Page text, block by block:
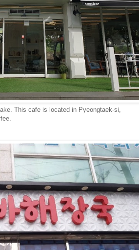
This cafe is located in Pyeongtaek-si,